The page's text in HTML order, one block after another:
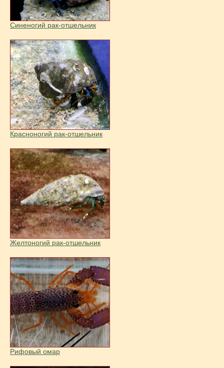
Синеногий рак-отшельник
Красноногий рак-отшельник
Желтоногий рак-отшельник
Рифовый омар